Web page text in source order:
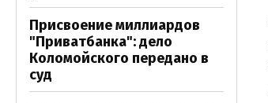
Присвоение миллиардов
"Приватбанка": дело
Коломойского передано в
суд